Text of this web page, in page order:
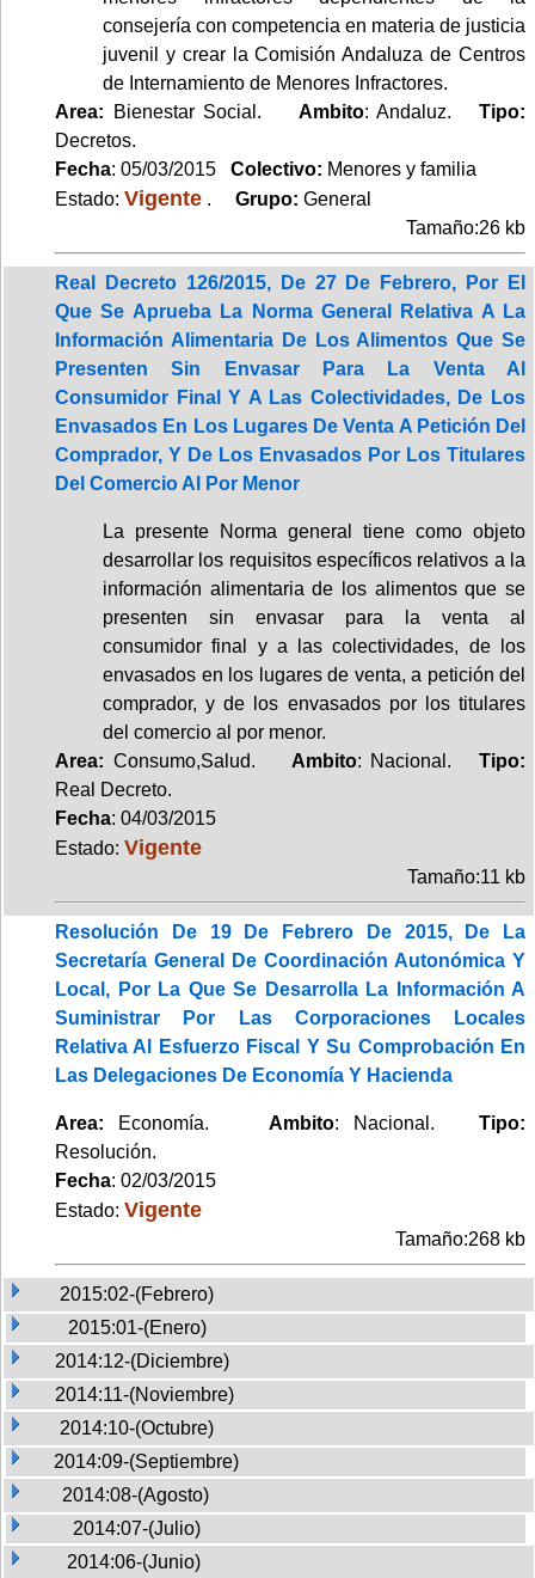
consejería con competencia en materia de justicia
juvenil y crear la Comisión Andaluza de Centros
de Internamiento de Menores Infractores.
Area: Bienestar Social. Ambito: Andaluz.Tipo:
Decretos.
Fecha: 05/03/2015 Colectivo: Menores y familia
Estado: Vigente . Grupo: General
Tamaño:26 kb
Real Decreto 126/2015, De 27 De Febrero, Por El
Que Se Aprueba La Norma General Relativa A La
Información Alimentaria De Los Alimentos Que Se
Presenten Sin Envasar Para La Venta Al
Consumidor Final Y A Las Colectividades, De Los
Envasados En Los Lugares De Venta A Petición Del
Comprador, Y De Los Envasados Por Los Titulares
Del Comercio Al Por Menor
La presente Norma general tiene como objeto
desarrollar los requisitos específicos relativos a la
información alimentaria de los alimentos que se
presenten sin envasar para la venta al
consumidor final y a las colectividades, de los
envasados en los lugares de venta, a petición del
comprador, y de los envasados por los titulares
del comercio al por menor.
Area: Consumo,Salud. Ambito: Nacional.Tipo:
Real Decreto.
Fecha: 04/03/2015
Estado: Vigente
Tamaño:11 kb
Resolución De 19 De Febrero De 2015, De La
Secretaría General De Coordinación Autonómica Y
Local, Por La Que Se Desarrolla La Información A
Suministrar Por Las Corporaciones Locales
Relativa Al Esfuerzo Fiscal Y Su Comprobación En
Las Delegaciones De Economía Y Hacienda
Area: Economía. Ambito: Nacional.Tipo:
Resolución.
Fecha: 02/03/2015
Estado: Vigente
Tamaño:268 kb
2015:02-(Febrero)
2015:01-(Enero)
2014:12-(Diciembre)
2014:11-(Noviembre)
2014:10-(Octubre)
2014:09-(Septiembre)
2014:08-(Agosto)
2014:07-(Julio)
2014:06-(Junio)